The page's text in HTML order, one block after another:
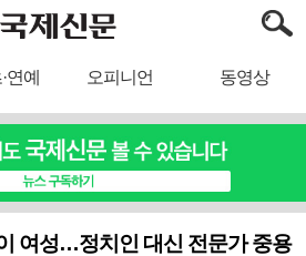
연예 오피니언 동영상
여성…정치인 대신 전문가 중용